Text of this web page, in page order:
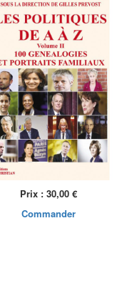
Prix : 30,00 €
Commander